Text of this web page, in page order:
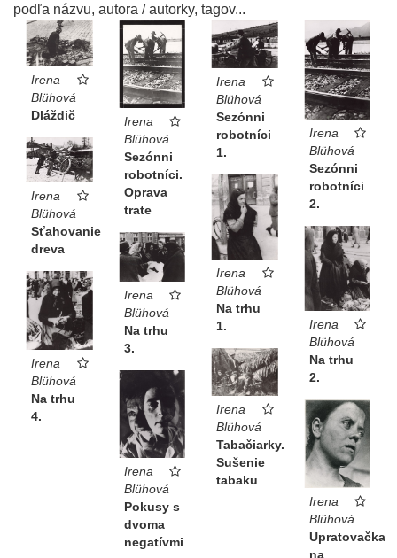
podľa názvu, autora / autorky, tagov...
Irena
Blühová
Dláždič
Irena
Blühová
Sezónni
robotníci.
Oprava
trate
Irena
Blühová
Sezónni
robotníci
1.
Irena
Blühová
Sezónni
robotníci
2.
Irena
Blühová
Sťahovanie
dreva
Irena
Blühová
Na trhu
1.
Irena
Blühová
Na trhu
2.
Irena
Blühová
Na trhu
3.
Irena
Blühová
Na trhu
4.
Irena
Blühová
Tabačiarky.
Sušenie
tabaku
Irena
Blühová
Pokusy s
dvoma
negatívmi
Irena
Blühová
Upratovačka
na